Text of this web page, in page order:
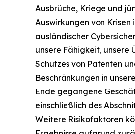
Ausbrüche, Kriege und
Auswirkungen von
ausländischer
unsere Fähigkeit, unsere
Schutzes von Patenten
Beschränkungen in
Ende gegangene
einschließlich des
Weitere Risikofaktoren